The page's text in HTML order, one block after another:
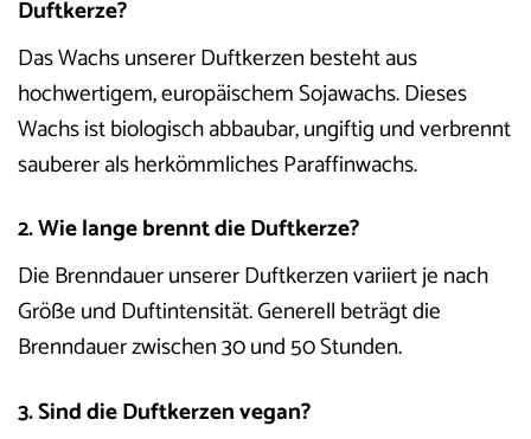
Duftkerze?
Das Wachs unserer Duftkerzen besteht aus
hochwertigem, europäischem Sojawachs. Dieses
Wachs ist biologisch abbaubar, ungiftig und verbrennt
sauberer als herkömmliches Paraffinwachs.
2. Wie lange brennt die Duftkerze?
Die Brenndauer unserer Duftkerzen variiert je nach
Größe und Duftintensität. Generell beträgt die
Brenndauer zwischen 30 und 50 Stunden.
3. Sind die Duftkerzen vegan?